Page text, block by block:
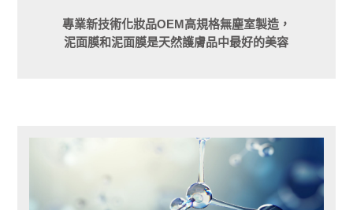
專業新技術化妝品OEM高規格無塵室製造，
泥面膜和泥面膜是天然護膚品中最好的美容